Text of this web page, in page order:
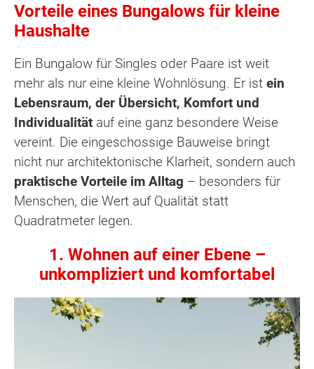
Vorteile eines Bungalows für kleine
Haushalte
Ein Bungalow für Singles oder Paare ist weit
mehr als nur eine kleine Wohnlösung. Er ist ein
Lebensraum, der Übersicht, Komfort und
Individualität auf eine ganz besondere Weise
vereint. Die eingeschossige Bauweise bringt
nicht nur architektonische Klarheit, sondern auch
praktische Vorteile im Alltag – besonders für
Menschen, die Wert auf Qualität statt
Quadratmeter legen.
1. Wohnen auf einer Ebene –
unkompliziert und komfortabel